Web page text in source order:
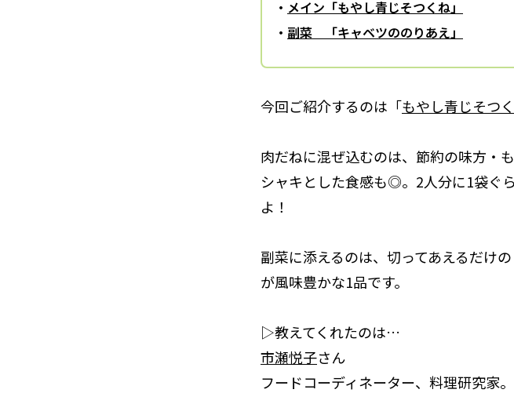
メイン「もやし青じそつくね」
副菜 「キャベツののりあえ」
今回ご紹介するのは「もやし青じそつ
肉だねに混ぜ込むのは、節約の味方・
シャキとした食感も◎。2人分に1袋ぐ
よ！
副菜に添えるのは、切ってあえるだけ
が風味豊かな1品です。
▷教えてくれたのは…
市瀬悦子さん
フードコーディネーター、料理研究家